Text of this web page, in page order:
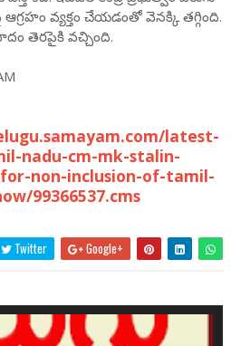
వ్యక్తం చేయడంతో వెనక్కి తగ్గింది.
తెరపైకి వచ్చింది.
latest-
nadu-cm-mk-stalin-
non-inclusion-of-tamil-
99366537.cms
Twitter Google+